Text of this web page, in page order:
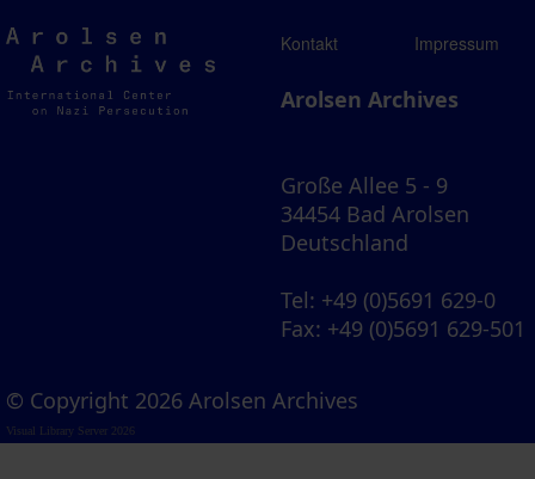
Arolsen
Archives
Kontakt Impressum
Arolsen Archives
Große Allee 5 - 9
34454 Bad Arolsen
Deutschland
Tel: +49 (0)5691 629-0
Fax: +49 (0)5691 629-501
© Copyright 2026 Arolsen Archives
Visual Library Server 2026